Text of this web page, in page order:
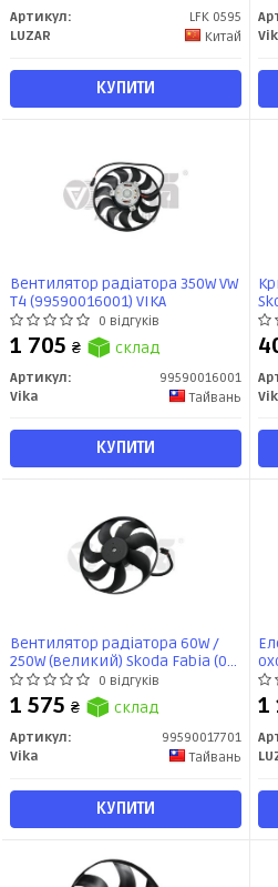
Артикул:
LFK 0595
LUZAR
Китай
КУПИТИ
Вентилятор радіатора 350W VW
T4 (99590016001) VIKA
0 відгуків
1 705 ₴ склад
Артикул:
99590016001
Vika
Тайвань
КУПИТИ
Вентилятор радіатора 60W /
250W (великий) Skoda Fabia (00-
07), Octavia (96-10) / VW Golf (04-
13,11 -), Passat (05-10,10-14)
(99590017701) VIKA
0 відгуків
1 575 ₴ склад
Артикул:
99590017701
Vika
Тайвань
КУПИТИ
1